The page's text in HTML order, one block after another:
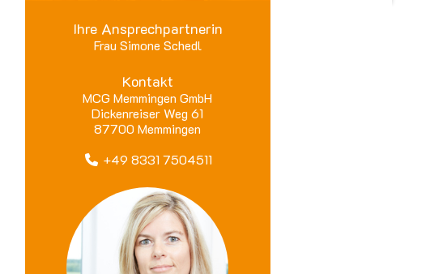
Ihre Ansprechpartnerin
Frau Simone Schedl
Kontakt
MCG Memmingen GmbH
Dickenreiser Weg 61
87700 Memmingen
+49 8331 7504511